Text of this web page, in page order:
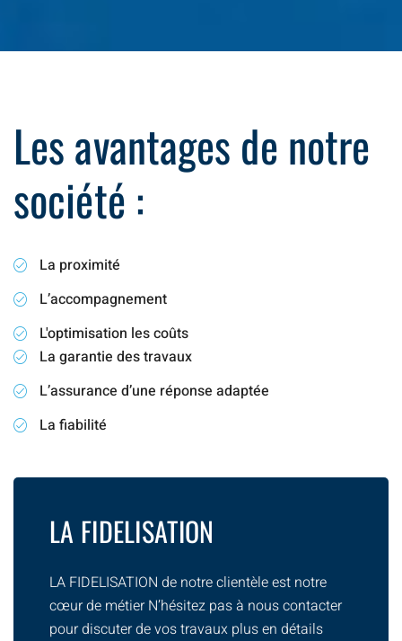
Les avantages de notre
société :
La proximité
L’accompagnement
L'optimisation les coûts
La garantie des travaux
L’assurance d’une réponse adaptée
La fiabilité
LA FIDELISATION
LA FIDELISATION de notre clientèle est notre
cœur de métier N’hésitez pas à nous contacter
pour discuter de vos travaux plus en détails